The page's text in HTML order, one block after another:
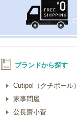
ブランドから探す
Cutipol（クチポール）
家事問屋
公長齋小菅